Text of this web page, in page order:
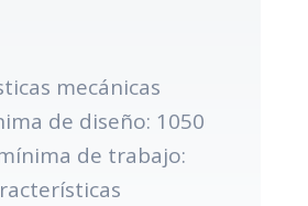
mecánicas
de diseño: 1050
de trabajo: